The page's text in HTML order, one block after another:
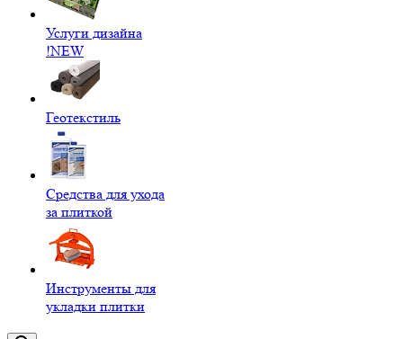
Услуги дизайна
!NEW
Геотекстиль
Средства для ухода
за плиткой
Инструменты для
укладки плитки